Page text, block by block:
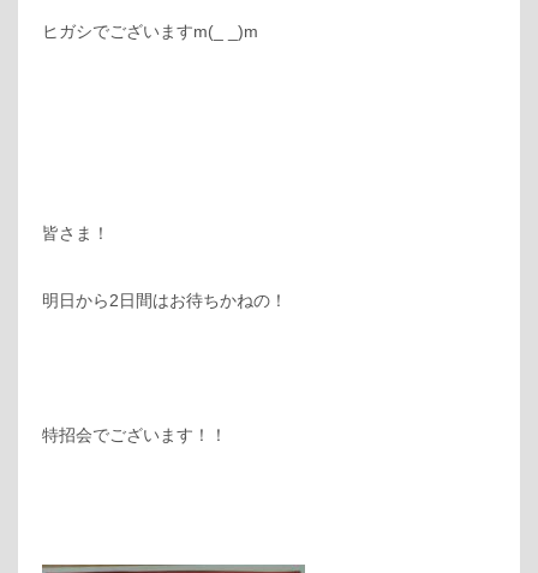
ヒガシでございますm(_ _)m
皆さま！
明日から2日間はお待ちかねの！
特招会でございます！！